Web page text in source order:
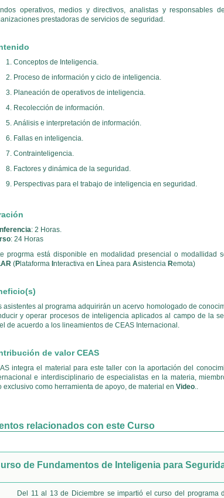
operativos, medios y directivos, analistas y responsables
prestadoras de servicios de seguridad.
Conceptos de Inteligencia.
Proceso de información y ciclo de inteligencia.
Planeación de operativos de inteligencia.
Recolección de información.
Análisis e interpretación de información.
Fallas en inteligencia.
Contrainteligencia.
Factores y dinámica de la seguridad.
Perspectivas para el trabajo de inteligencia en seguridad.
: 2 Horas.
: 24 Horas
progrma está disponible en modalidad presencial o modallidad
(P lataforma nteractiva en Línea para Asistencia Remota)
asistentes al programa adquirirán un acervo homologado de
y operar procesos de inteligencia aplicados al campo de la
de acuerdo a los lineamientos de CEAS Internacional.
de valor CEAS
integra el material para este taller con la aportación del
e interdisciplinario de especialistas en la materia,
exclusivo como herramienta de apoyo, de material en Video..
relacionados con este Curso
de Fundamentos de Inteligenia para
Del 11 al 13 de Diciembre se impartió el curso del programa